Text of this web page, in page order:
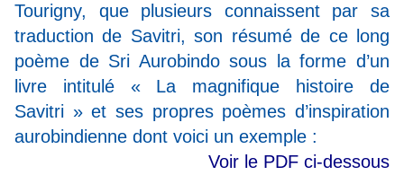
Tourigny, que plusieurs connaissent par sa
traduction de Savitri, son résumé de ce long
poème de Sri Aurobindo sous la forme d’un
livre intitulé « La magnifique histoire de
Savitri » et ses propres poèmes d’inspiration
aurobindienne dont voici un exemple :
Voir le PDF ci-dessous